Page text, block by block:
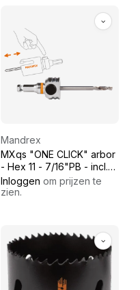
Mandrex
MXqs "ONE CLICK" arbor
- Hex 11 - 7/16"PB - incl.
HSS pilot drill
Inloggen om prijzen te
zien.